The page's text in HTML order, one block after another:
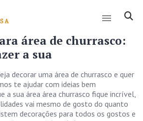
área de churrasco:
a sua
decorar uma área de churrasco e quer
te ajudar com ideias bem
a sua área área churrasco fique incrível,
vai mesmo de gosto do quanto
decorações para todos os gostos e